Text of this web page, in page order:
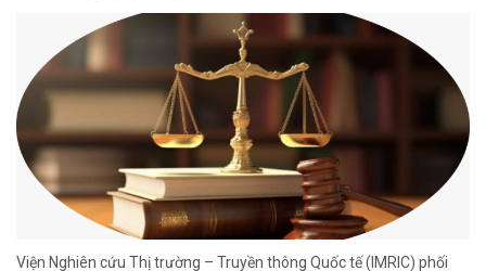
Viện Nghiên cứu Thị trường – Truyền thông Quốc tế (IMRIC) phối